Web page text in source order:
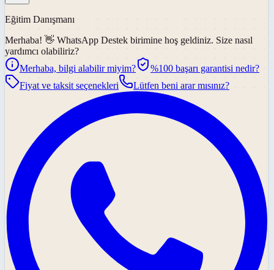
Eğitim Danışmanı
Merhaba! 👋 WhatsApp Destek birimine hoş geldiniz. Size nasıl
yardımcı olabiliriz?
Merhaba, bilgi alabilir miyim?
%100 başarı garantisi nedir?
Fiyat ve taksit seçenekleri
Lütfen beni arar mısınız?